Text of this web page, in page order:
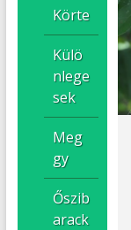
Körte
Külö
nlege
sek
Meg
gy
Őszib
arack